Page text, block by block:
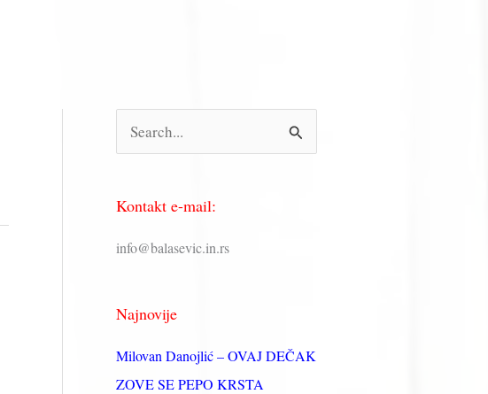
р
т
а
з
а
Kontakt e-mail:
info@balasevic.in.rs
Najnovije
Milovan Danojlić – OVAJ DEČAK
ZOVE SE PEPO KRSTA